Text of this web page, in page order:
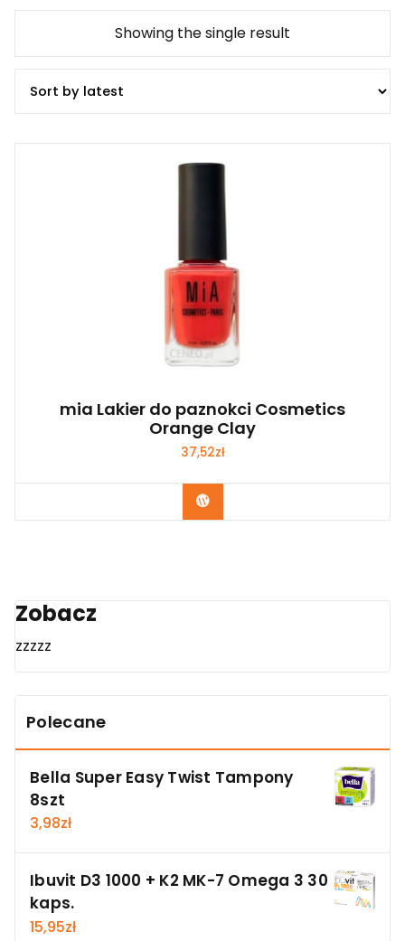
Showing the single result
mia Lakier do paznokci Cosmetics
Orange Clay
37,52zł
Zobacz
Zobacz
zzzzz
Polecane
Bella Super Easy Twist Tampony
8szt
3,98zł
Ibuvit D3 1000 + K2 MK-7 Omega 3 30
kaps.
15,95zł